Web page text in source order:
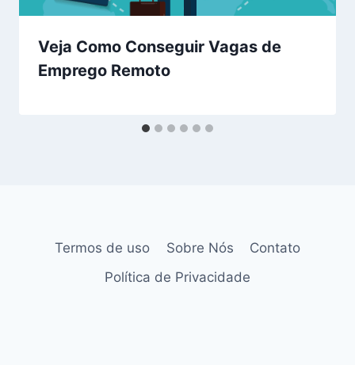
Veja Como Conseguir Vagas de
Emprego Remoto
Termos de uso Sobre Nós
Contato
Política de Privacidade